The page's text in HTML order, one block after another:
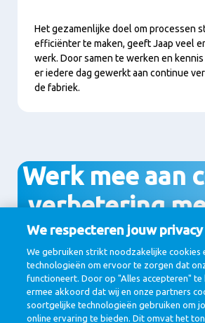
Het gezamenlijke doel om processen
efficiënter te maken, geeft Jaap veel
werk. Door samen te werken en
er iedere dag gewerkt aan continue
de fabriek.
Werk mee aan
verbetering
impact!
Bekijk de vacatures
We respecteren jouw privacy
We gebruiken strikt noodzakelijke cookies
technologieën om ervoor te zorgen dat
functioneert. Door op "Alles accepteren" te
ermee akkoord dat wij en onze partners
soortgelijke technologieën gebruiken om
online ervaring te bieden. Dit omvat het